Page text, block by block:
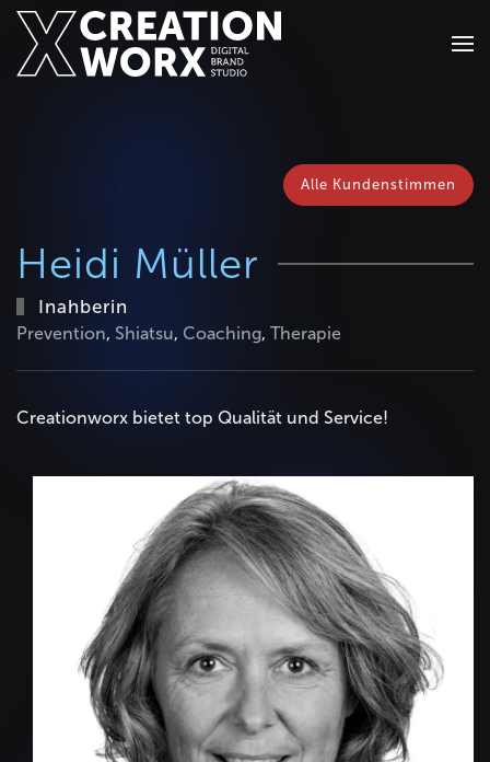
Zum Hauptinhalt springen
Alle Kundenstimmen
Heidi Müller
Inahberin
Prevention, Shiatsu, Coaching, Therapie
Creationworx bietet top Qualität und Service!